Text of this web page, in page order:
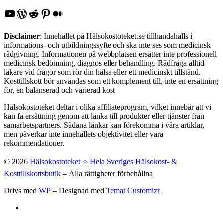
YouTube
WordPress
Reddit
Pinterest
Medium
Disclaimer: Innehållet på Hälsokostoteket.se tillhandahålls i
informations- och utbildningssyfte och ska inte ses som medicinsk
rådgivning. Informationen på webbplatsen ersätter inte professionell
medicinsk bedömning, diagnos eller behandling. Rådfråga alltid
läkare vid frågor som rör din hälsa eller ett medicinskt tillstånd.
Kosttillskott bör användas som ett komplement till, inte en ersättning
för, en balanserad och varierad kost
Hälsokostoteket deltar i olika affiliateprogram, vilket innebär att vi
kan få ersättning genom att länka till produkter eller tjänster från
samarbetspartners. Sådana länkar kan förekomma i våra artiklar,
men påverkar inte innehållets objektivitet eller våra
rekommendationer.
© 2026 Hälsokostoteket ⭐️ Hela Sveriges Hälsokost- &
Kosttillskottsbutik – Alla rättigheter förbehållna
Drivs med WP – Designad med Temat Customizr